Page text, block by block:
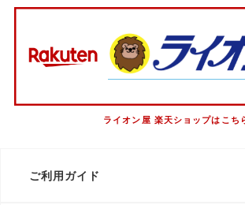
ライオン屋 楽天ショップはこち
ご利用ガイド